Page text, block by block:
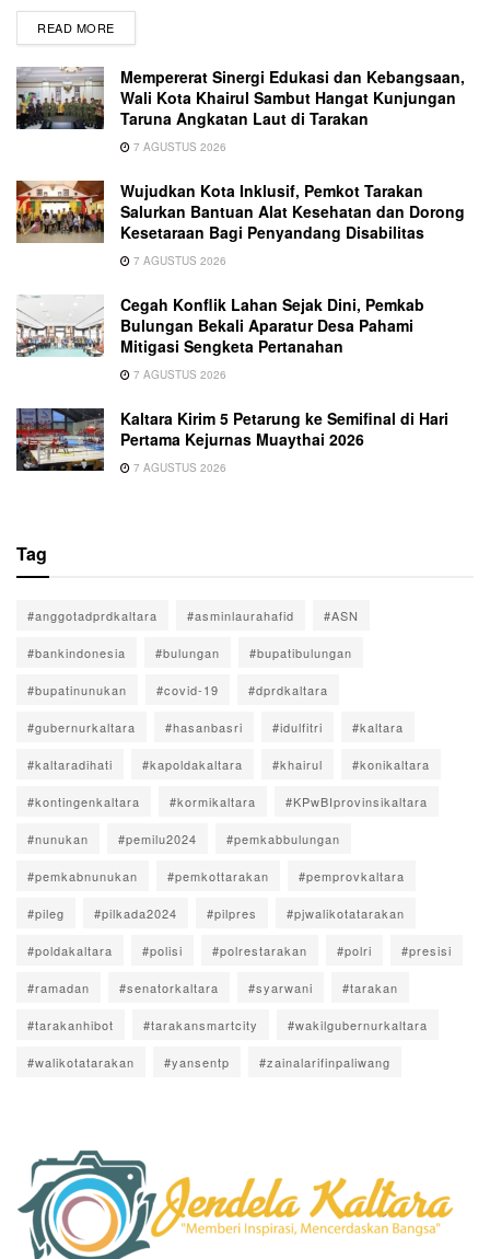
READ MORE
Mempererat Sinergi Edukasi dan Kebangsaan,
Wali Kota Khairul Sambut Hangat Kunjungan
Taruna Angkatan Laut di Tarakan
7 AGUSTUS 2026
Wujudkan Kota Inklusif, Pemkot Tarakan
Salurkan Bantuan Alat Kesehatan dan Dorong
Kesetaraan Bagi Penyandang Disabilitas
7 AGUSTUS 2026
Cegah Konflik Lahan Sejak Dini, Pemkab
Bulungan Bekali Aparatur Desa Pahami
Mitigasi Sengketa Pertanahan
7 AGUSTUS 2026
Kaltara Kirim 5 Petarung ke Semifinal di Hari
Pertama Kejurnas Muaythai 2026
7 AGUSTUS 2026
Tag
#anggotadprdkaltara #asminlaurahafid #ASN
#bankindonesia #bulungan #bupatibulungan
#bupatinunukan #covid-19 #dprdkaltara
#gubernurkaltara #hasanbasri #idulfitri #kaltara
#kaltaradihati #kapoldakaltara #khairul #konikaltara
#kontingenkaltara #kormikaltara #KPwBIprovinsikaltara
#nunukan #pemilu2024 #pemkabbulungan
#pemkabnunukan #pemkottarakan #pemprovkaltara
#pileg #pilkada2024 #pilpres #pjwalikotatarakan
#poldakaltara #polisi #polrestarakan #polri #presisi
#ramadan #senatorkaltara #syarwani #tarakan
#tarakanhibot #tarakansmartcity #wakilgubernurkaltara
#walikotatarakan #yansentp #zainalarifinpaliwang